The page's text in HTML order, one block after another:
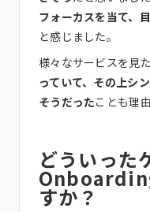
フォーカスを当て、
と感じました。
様々なサービスを見
っていて、その上シ
そうだったことも理由
どういった
すか？